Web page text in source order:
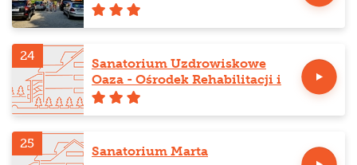
24
Sanatorium Uzdrowiskowe
Oaza - Ośrodek Rehabilitacji i
Odnowy Biologicznej
25
Sanatorium Marta